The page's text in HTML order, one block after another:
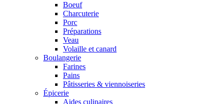
Boeuf
Charcuterie
Porc
Préparations
Veau
Volaille et canard
Boulangerie
Farines
Pains
Pâtisseries & viennoiseries
Épicerie
Aides culinaires